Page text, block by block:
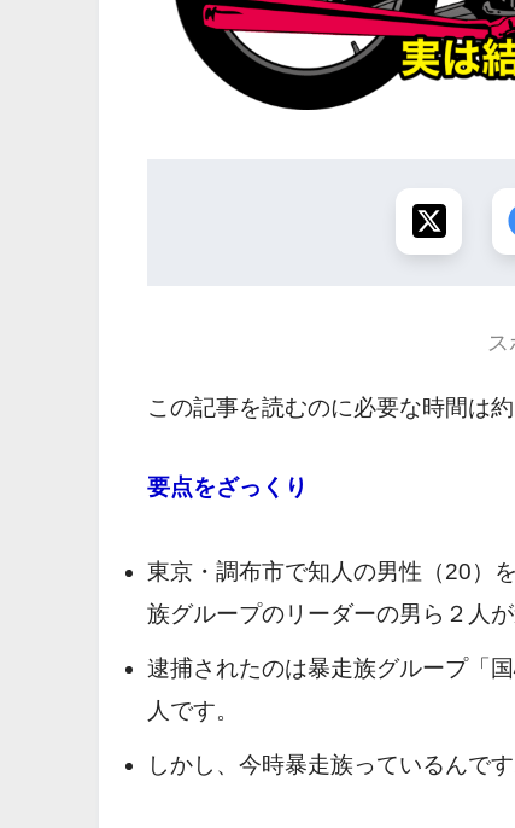
ス
この記事を読むのに必要な時間は約
要点をざっくり
東京・調布市で知人の男性（20）
族グループのリーダーの男ら２人が
逮捕されたのは暴走族グループ「
人です。
しかし、今時暴走族っているんです